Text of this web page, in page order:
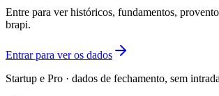
Entre para ver históricos, fundamentos,
brapi.
Entrar para ver os dados
Startup e Pro · dados de fechamento, sem